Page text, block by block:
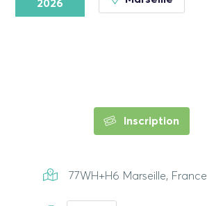
2026
Inscription
77WH+H6 Marseille, France